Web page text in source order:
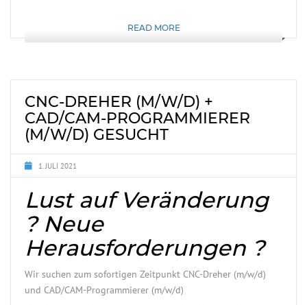
READ MORE
CNC-DREHER (M/W/D) +
CAD/CAM-PROGRAMMIERER
(M/W/D) GESUCHT
1. JULI 2021
Lust auf Veränderung
? Neue
Herausforderungen ?
Wir suchen zum sofortigen Zeitpunkt CNC-Dreher (m/w/d)
und CAD/CAM-Programmierer (m/w/d)